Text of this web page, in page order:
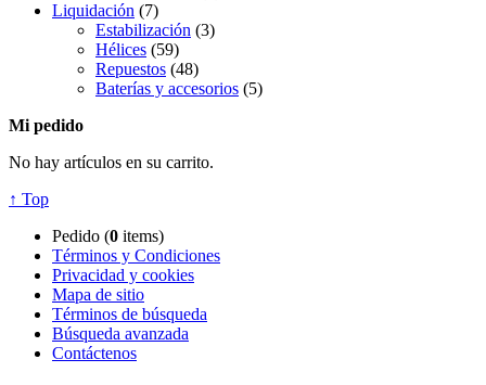
Liquidación (7)
Estabilización (3)
Hélices (59)
Repuestos (48)
Baterías y accesorios (5)
Mi pedido
No hay artículos en su carrito.
↑ Top
Pedido (0 items)
Términos y Condiciones
Privacidad y cookies
Mapa de sitio
Términos de búsqueda
Búsqueda avanzada
Contáctenos